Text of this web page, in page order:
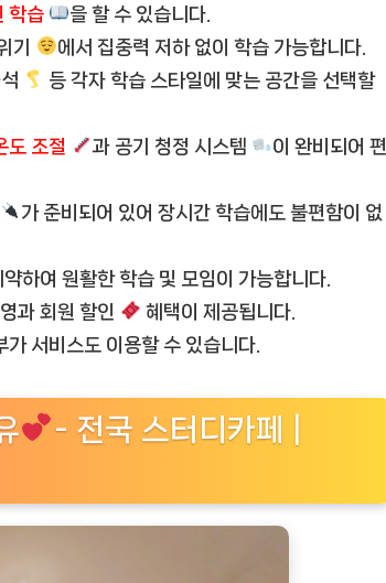
학습
을 할 수 있습니다.
기
에서 집중력 저하 없이 학습 가능합니다.
등 각자 학습 스타일에 맞는 공간을 선택할
도 조절 과 공기 청정 시스템
이 완비되어 편
가 준비되어 있어 장시간 학습에도 불편함이 없
하여 원활한 학습 및 모임이 가능합니다.
과 회원 할인
혜택이 제공됩니다.
가 서비스도 이용할 수 있습니다.
- 전국 스터디카페 |